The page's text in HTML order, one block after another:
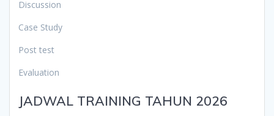
Discussion
Case Study
Post test
Evaluation
JADWAL TRAINING TAHUN 2026